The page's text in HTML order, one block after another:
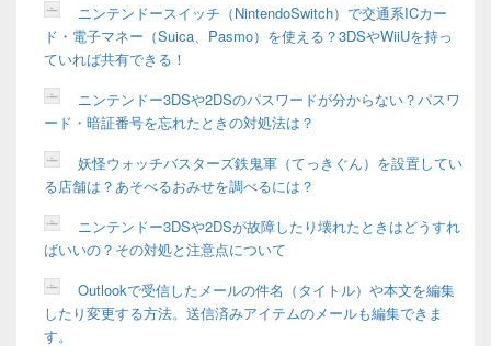
ニンテンドースイッチ（NintendoSwitch）で交通系ICカー
ド・電子マネー（Suica、Pasmo）を使える？3DSやWiiUを持っ
ていれば共有できる！
ニンテンドー3DSや2DSのパスワードが分からない？パスワ
ード・暗証番号を忘れたときの対処法は？
妖怪ウォッチバスターズ鉄鬼軍（てっきぐん）を設置してい
る店舗は？あそべるおみせを調べるには？
ニンテンドー3DSや2DSが故障したり壊れたときはどうすれ
ばいいの？その対処と注意点について
Outlookで受信したメールの件名（タイトル）や本文を編集
したり変更する方法。送信済みアイテムのメールも編集できま
す。